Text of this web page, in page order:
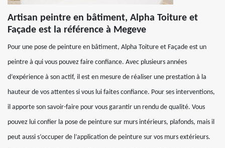
Artisan peintre en bâtiment, Alpha Toiture et
Façade est la référence à Megeve
Pour une pose de peinture en bâtiment, Alpha Toiture et Façade est un
peintre à qui vous pouvez faire confiance. Avec plusieurs années
d’expérience à son actif, il est en mesure de réaliser une prestation à la
hauteur de vos attentes si vous lui faites confiance. Pour ses interventions,
il apporte son savoir-faire pour vous garantir un rendu de qualité. Vous
pouvez lui confier la pose de peinture sur murs intérieurs, plafonds, mais il
peut aussi s’occuper de l’application de peinture sur vos murs extérieurs.